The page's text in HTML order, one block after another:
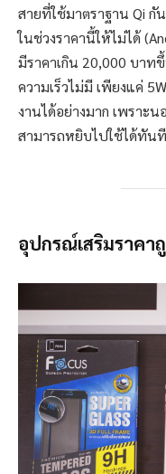
สายที่ใช้มาตราฐาน Qi กั
ในช่วงราคานี้ให้ไม่ได้
มีราคาเกิน 20,000 บาท
ความเร็วไม่มี เพียงแค่
งานได้อย่างมาก เพราะน
สามารถหยิบไปใช้ได้ทันที
อุปกรณ์เสริมราคา